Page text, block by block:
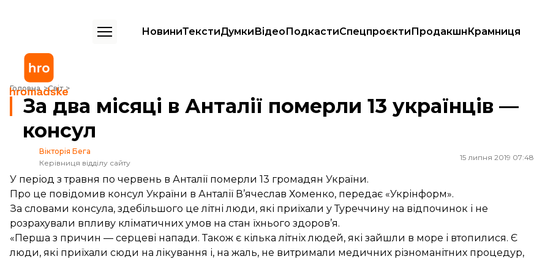
НовиниТекстиДумкиВідеоПодкастиСпецпроєктиПродакшнКрамниця
Головна Світ
За два місяці в Анталії померли 13 українців — консул
За два місяці в Анталії померли 13 українців —
консул
Вікторія Бега
Керівниця відділу сайту
15 липня 2019 07:48
У період з травня по червень в Анталії померли 13 громадян України.
Про це повідомив консул України в Анталії В’ячеслав Хоменко, передає «Укрінформ».
За словами консула, здебільшого це літні люди, які приїхали у Туреччину на відпочинок і не
розрахували впливу кліматичних умов на стан їхнього здоров’я.
«Перша з причин — серцеві напади. Також є кілька літніх людей, які зайшли в море і втопилися. Є
люди, які приїхали сюди на лікування і, на жаль, не витримали медичних різноманітних процедур,